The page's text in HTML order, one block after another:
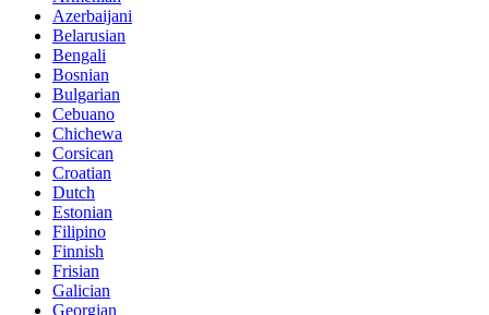
Azerbaijani
Belarusian
Bengali
Bosnian
Bulgarian
Cebuano
Chichewa
Corsican
Croatian
Dutch
Estonian
Filipino
Finnish
Frisian
Galician
Georgian